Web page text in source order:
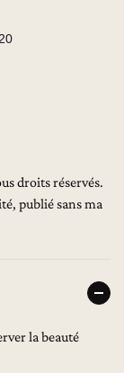
droits réservés.
publié sans ma
la beauté